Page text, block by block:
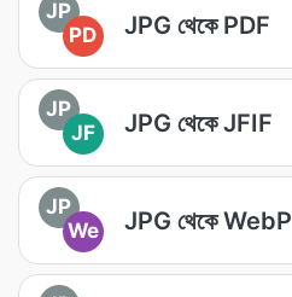
JP
PD
JPG থেকে PDF
JP
JF
JPG থেকে JFIF
JP
We
JPG থেকে WebP